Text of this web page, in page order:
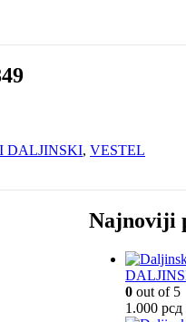
DALJINSKI, VESTEL
Najnoviji
0 out of 5
1.000 рсд